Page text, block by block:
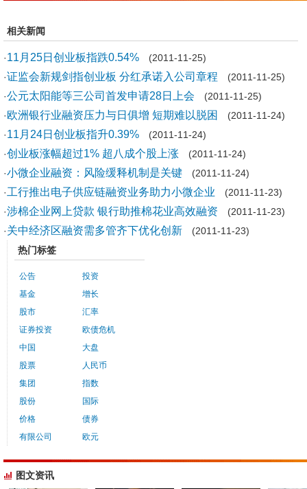
相关新闻
· 11月25日创业板指跌0.54% (2011-11-25)
·证监会新规剑指创业板 分红承诺入公司章程 (2011-11-25)
·公元太阳能等三公司首发申请28日上会 (2011-11-25)
· 欧洲银行业融资压力与日俱增 短期难以脱困 (2011-11-24)
· 11月24日创业板指升0.39% (2011-11-24)
·创业板涨幅超过1% 超八成个股上涨 (2011-11-24)
·小微企业融资：风险缓释机制是关键 (2011-11-24)
· 工行推出电子供应链融资业务助力小微企业 (2011-11-23)
·涉棉企业网上贷款 银行助推棉花业高效融资 (2011-11-23)
· 关中经济区融资需多管齐下优化创新 (2011-11-23)
热门标签
公告
基金
股市
证券投资
中国
股票
集团
股份
价格
有限公司
投资
增长
汇率
欧债危机
大盘
人民币
指数
国际
债券
欧元
图文资讯